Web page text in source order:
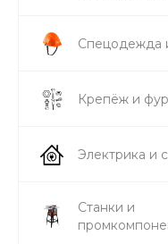
Спецодежда
Крепёж и
Электрика и
Станки и